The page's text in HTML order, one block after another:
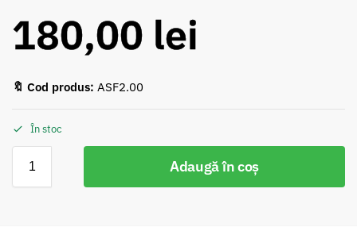
180,00 lei
🔖 Cod produs: ASF2.00
În stoc
Adaugă în coș